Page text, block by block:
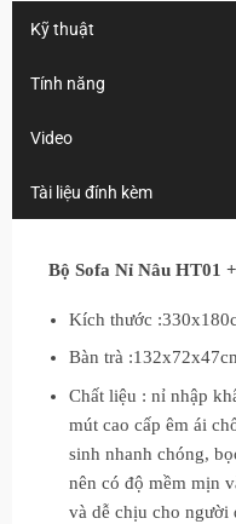
Kỹ thuật
Tính năng
Video
Tài liệu đính kèm
Bộ Sofa Nỉ Nâu HT01
Kích thước
Bàn trà
Chất liệu : nỉ nhập
mút cao cấp êm ái
sinh nhanh chóng,
nên có độ mềm mịn
và dễ chịu cho người